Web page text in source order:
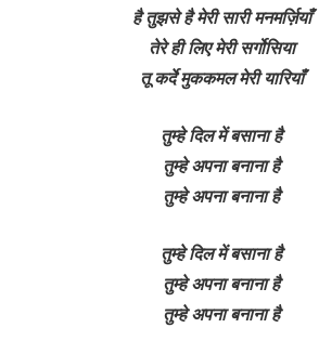
है तुझसे है मेरी सारी मनमर्ज़ियाँ
तेरे ही लिए मेरी सर्गोसिया
तू कर्दे मुककमल मेरी यारियाँ
तुम्हे दिल में बसाना है
तुम्हे अपना बनाना है
तुम्हे अपना बनाना है
तुम्हे दिल में बसाना है
तुम्हे अपना बनाना है
तुम्हे अपना बनाना है